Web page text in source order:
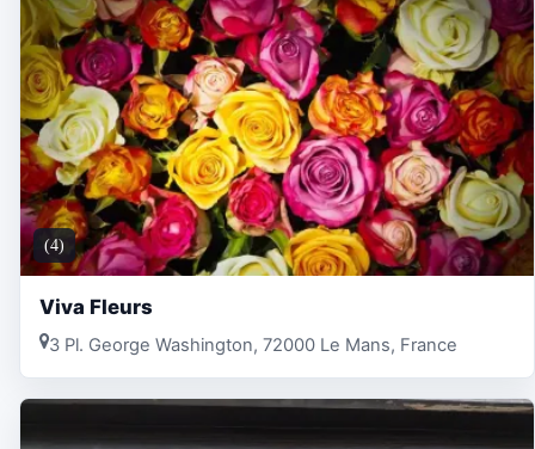
(4)
Viva Fleurs
3 Pl. George Washington, 72000 Le Mans, France